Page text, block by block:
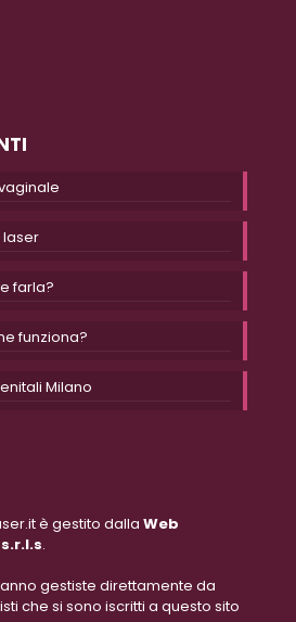
laser
farla?
funziona?
Milano
è gestito dalla Web
.
gestiste direttamente da
che si sono iscritti a questo sito